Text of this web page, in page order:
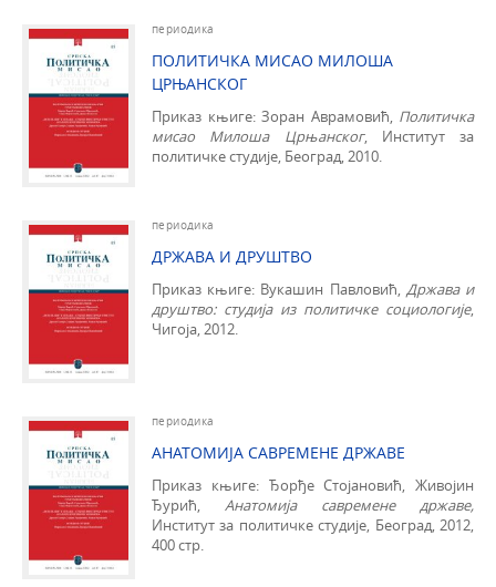
периодика
ПОЛИТИЧКА МИСАО МИЛОША
ЦРЊАНСКОГ
Приказ књиге: Зоран Аврамовић, Политичка
мисао Милоша Црњанског, Институт за
политичке студије, Београд, 2010.
периодика
ДРЖАВА И ДРУШТВО
Приказ књиге: Вукашин Павловић, Држава и
друштво: студија из политичке социологије,
Чигоја, 2012.
периодика
АНАТОМИЈА САВРЕМЕНЕ ДРЖАВЕ
Приказ књиге: Ђорђе Стојановић, Живојин
Ђурић, Анатомија савремене државе,
Институт за политичке студије, Бео­град, 2012,
400 стр.